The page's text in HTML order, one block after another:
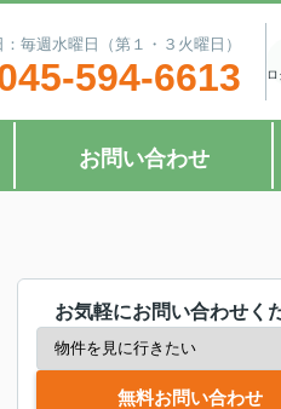
毎週水曜日（第１・３火曜日）
594-6613
お問い合わせ
お気軽にお問い合わせく
無料お問い合わせ